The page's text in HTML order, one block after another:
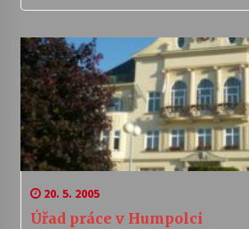
20. 5. 2005
Úřad práce v Humpolci